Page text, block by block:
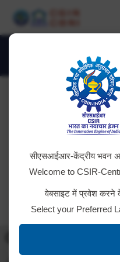
सीएसआईआर-केंद्रीय भवन
Welcome to CSIR-
वेबसाइट में प्रवेश करने
Select your Preferred